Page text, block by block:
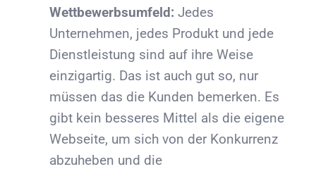
Wettbewerbsumfeld: Jedes
Unternehmen, jedes Produkt und jede
Dienstleistung sind auf ihre Weise
einzigartig. Das ist auch gut so, nur
müssen das die Kunden bemerken. Es
gibt kein besseres Mittel als die eigene
Webseite, um sich von der Konkurrenz
abzuheben und die